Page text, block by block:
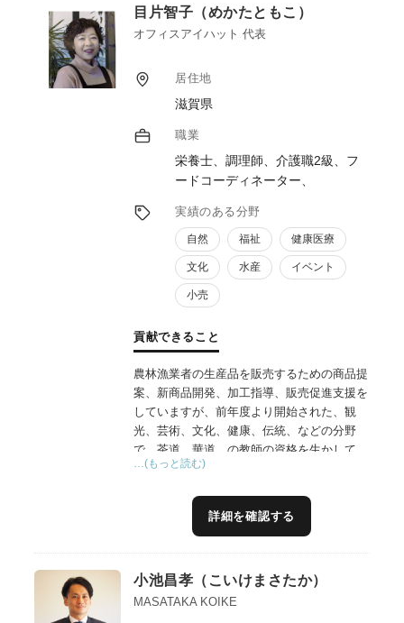
目片智子（めかたともこ）
オフィスアイハット 代表
居住地
滋賀県
職業
栄養士、調理師、介護職2級、フ
ードコーディネーター、
実績のある分野
自然 福祉 健康医療
文化 水産 イベント
小売
貢献できること
農林漁業者の生産品を販売するための商品提
案、新商品開発、加工指導、販売促進支援を
していますが、前年度より開始された、観
光、芸術、文化、健康、伝統、などの分野
で、茶道、華道、の教師の資格を生かして、
ツーリズムの企画運営ができます。収穫イベ
発展に寄与できます。販路開拓において百貨
店、高級スーパーのバイヤーさんとご縁を繋
…(もっと読む)
詳細を確認する
小池昌孝（こいけまさたか）
MASATAKA KOIKE